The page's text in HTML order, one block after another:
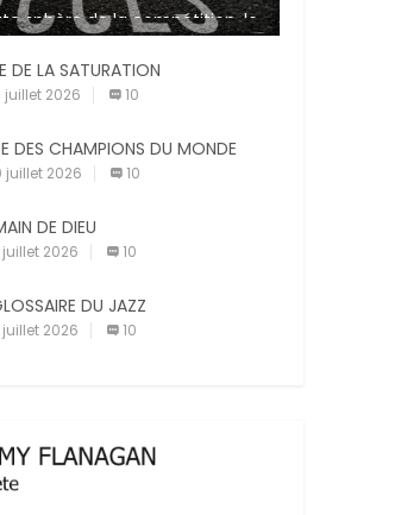
sphère de la compétition, le
atteindre un objectif est un
et une source de
(avertissement, […]
DE LA SATURATION
juillet 2026 10
DES CHAMPIONS DU MONDE
juillet 2026 10
DE DIEU
juillet 2026 10
DU JAZZ
juillet 2026 10